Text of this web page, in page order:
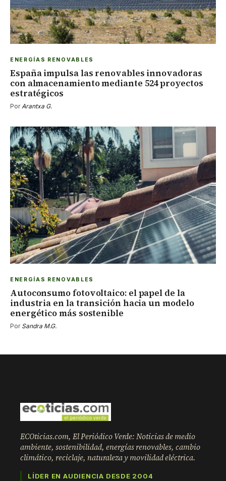
ENERGÍAS RENOVABLES
España impulsa las renovables innovadoras
con almacenamiento mediante 524 proyectos
estratégicos
PorArantxa G.
ENERGÍAS RENOVABLES
Autoconsumo fotovoltaico: el papel de la
industria en la transición hacia un modelo
energético más sostenible
Por Sandra M.G.
ECOticias.com, El Periódico Verde: Noticias de medio
ambiente, sostenibilidad, energías renovables, cambio
climático, reciclaje, naturaleza y movilidad eléctrica.
LÍDER EN AUDIENCIA DESDE 2004